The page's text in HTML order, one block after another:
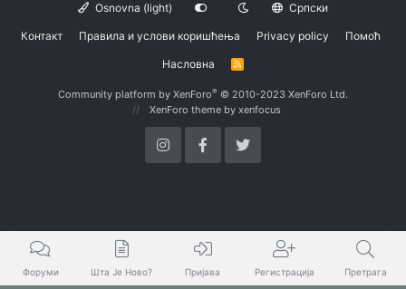
Osnovna (light) Српски
Контакт Правила и услови коришћења Privacy policy Помоћ
Насловна
R
Community platform by XenForo® © 2010-2023 XenForo Ltd.
XenForo theme by xenfocus
Форуми Шта Је Ново? Пријава Регистрација Претрага